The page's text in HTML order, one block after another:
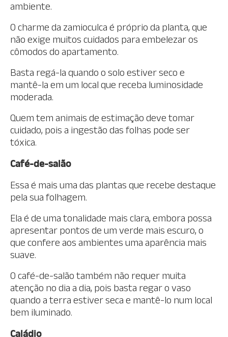
ambiente.
O charme da zamioculca é próprio da planta, que
não exige muitos cuidados para embelezar os
cômodos do apartamento.
Basta regá-la quando o solo estiver seco e
mantê-la em um local que receba luminosidade
moderada.
Quem tem animais de estimação deve tomar
cuidado, pois a ingestão das folhas pode ser
tóxica.
Café-de-salão
Essa é mais uma das plantas que recebe destaque
pela sua folhagem.
Ela é de uma tonalidade mais clara, embora possa
apresentar pontos de um verde mais escuro, o
que confere aos ambientes uma aparência mais
suave.
O café-de-salão também não requer muita
atenção no dia a dia, pois basta regar o vaso
quando a terra estiver seca e mantê-lo num local
bem iluminado.
Caládio